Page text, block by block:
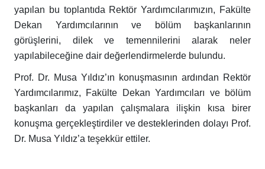
yapılan bu toplantıda Rektör Yardımcılarımızın, Fakülte
Dekan Yardımcılarının ve bölüm başkanlarının
görüşlerini, dilek ve temennilerini alarak neler
yapılabileceğine dair değerlendirmelerde bulundu.
Prof. Dr. Musa Yıldız’ın konuşmasının ardından Rektör
Yardımcılarımız, Fakülte Dekan Yardımcıları ve bölüm
başkanları da yapılan çalışmalara ilişkin kısa birer
konuşma gerçekleştirdiler ve desteklerinden dolayı Prof.
Dr. Musa Yıldız’a teşekkür ettiler.